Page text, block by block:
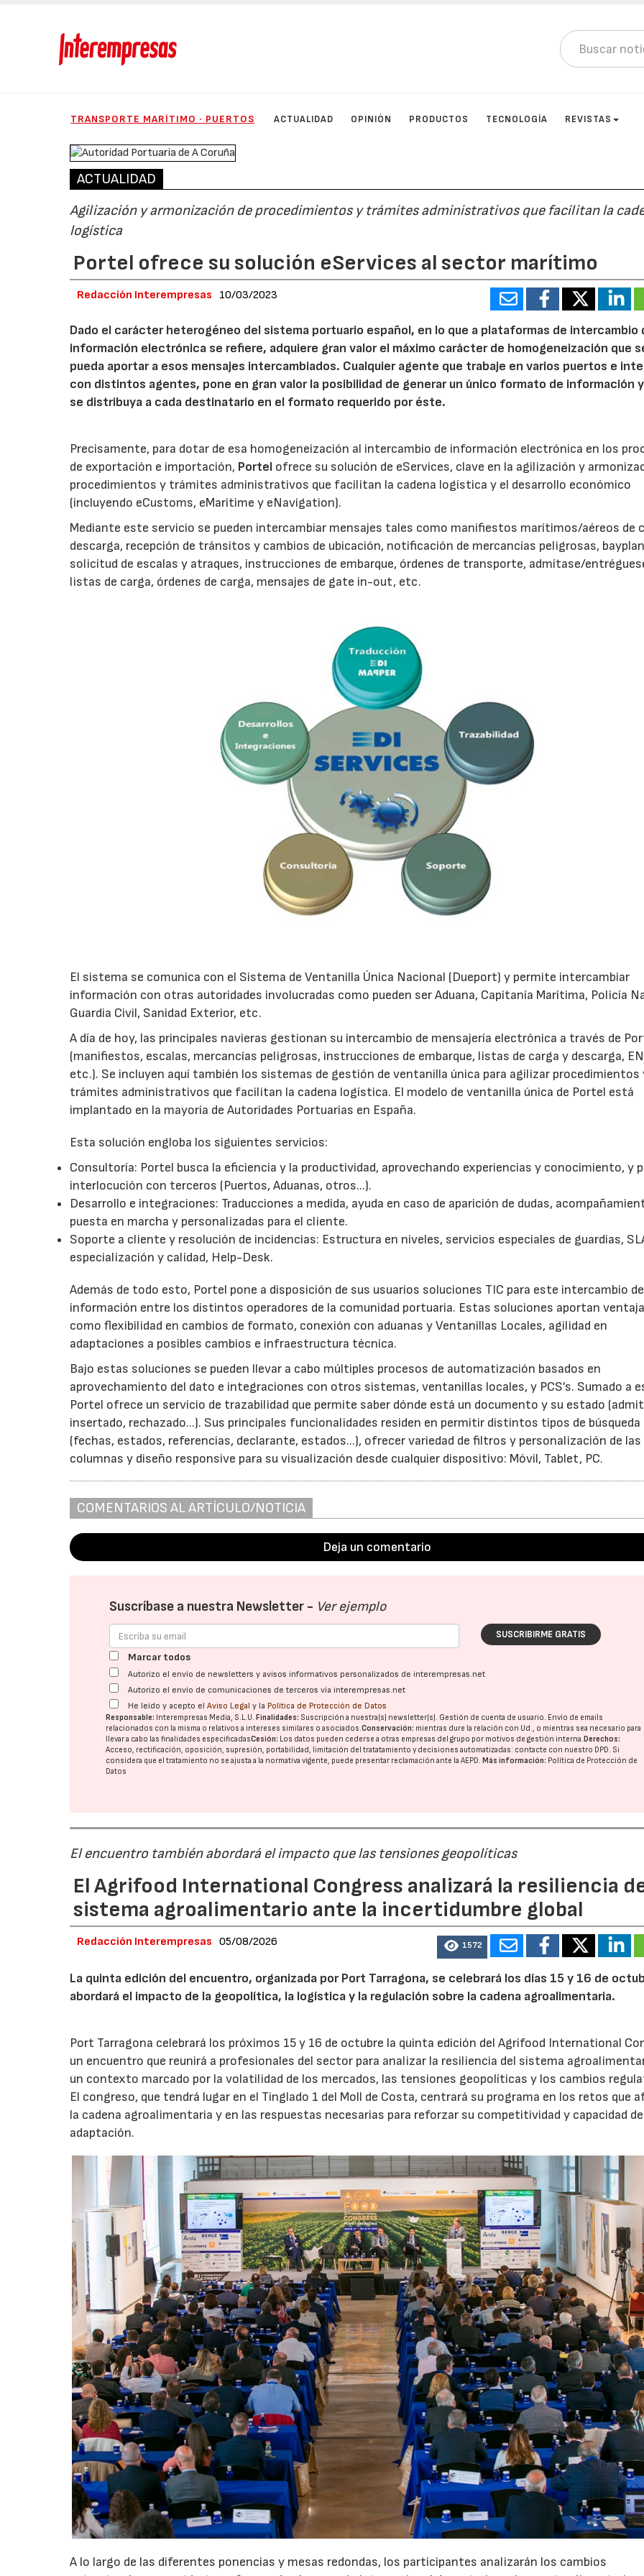
TRANSPORTE MARÍTIMO · PUERTOS ACTUALIDAD OPINIÓN PRODUCTOS TECNOLOGÍA REVISTAS
ACTUALIDAD
Agilización y armonización de procedimientos y trámites administrativos que facilitan la
logística
Portel ofrece su solución eServices al sector marítimo
Redacción Interempresas 10/03/2023
Dado el carácter heterogéneo del sistema portuario español, en lo que a plataformas de intercambio
información electrónica se refiere, adquiere gran valor el máximo carácter de homogeneización que
pueda aportar a esos mensajes intercambiados. Cualquier agente que trabaje en varios puertos e
con distintos agentes, pone en gran valor la posibilidad de generar un único formato de información
se distribuya a cada destinatario en el formato requerido por éste.
Precisamente, para dotar de esa homogeneización al intercambio de información electrónica en los
de exportación e importación, Portel ofrece su solución de eServices, clave en la agilización y
procedimientos y trámites administrativos que facilitan la cadena logística y el desarrollo económico
(incluyendo eCustoms, eMaritime y eNavigation).
Mediante este servicio se pueden intercambiar mensajes tales como manifiestos marítimos/aéreos de
descarga, recepción de tránsitos y cambios de ubicación, notificación de mercancías peligrosas,
solicitud de escalas y atraques, instrucciones de embarque, órdenes de transporte, admítase/
listas de carga, órdenes de carga, mensajes de gate in-out, etc.
El sistema se comunica con el Sistema de Ventanilla Única Nacional (Dueport) y permite intercambiar
información con otras autoridades involucradas como pueden ser Aduana, Capitanía Marítima, Policía
Guardia Civil, Sanidad Exterior, etc.
A día de hoy, las principales navieras gestionan su intercambio de mensajería electrónica a través de
(manifiestos, escalas, mercancías peligrosas, instrucciones de embarque, listas de carga y descarga,
etc.). Se incluyen aquí también los sistemas de gestión de ventanilla única para agilizar procedimientos
trámites administrativos que facilitan la cadena logística. El modelo de ventanilla única de Portel está
implantado en la mayoría de Autoridades Portuarias en España.
Esta solución engloba los siguientes servicios:
Consultoría: Portel busca la eficiencia y la productividad, aprovechando experiencias y conocimiento, y
interlocución con terceros (Puertos, Aduanas, otros...).
Desarrollo e integraciones: Traducciones a medida, ayuda en caso de aparición de dudas,
puesta en marcha y personalizadas para el cliente.
Soporte a cliente y resolución de incidencias: Estructura en niveles, servicios especiales de guardias,
especialización y calidad, Help-Desk.
Además de todo esto, Portel pone a disposición de sus usuarios soluciones TIC para este intercambio de
información entre los distintos operadores de la comunidad portuaria. Estas soluciones aportan
como flexibilidad en cambios de formato, conexión con aduanas y Ventanillas Locales, agilidad en
adaptaciones a posibles cambios e infraestructura técnica.
Bajo estas soluciones se pueden llevar a cabo múltiples procesos de automatización basados en
aprovechamiento del dato e integraciones con otros sistemas, ventanillas locales, y PCS’s. Sumado a
Portel ofrece un servicio de trazabilidad que permite saber dónde está un documento y su estado
insertado, rechazado...). Sus principales funcionalidades residen en permitir distintos tipos de búsqueda
(fechas, estados, referencias, declarante, estados...), ofrecer variedad de filtros y personalización de las
columnas y diseño responsive para su visualización desde cualquier dispositivo: Móvil, Tablet, PC.
COMENTARIOS AL ARTÍCULO/NOTICIA
Deja un comentario
Suscríbase a nuestra Newsletter - Ver ejemplo
SUSCRIBIRME GRATIS
Marcar todos
Autorizo el envío de newsletters y avisos informativos personalizados de interempresas.net
Autorizo el envío de comunicaciones de terceros vía interempresas.net
He leído y acepto elAviso Legal y la Política de Protección de Datos
Responsable: Interempresas Media, S.L.U. Finalidades: Suscripción a nuestra(s) newsletter(s). Gestión de cuenta de usuario. Envío de emails
relacionados con la misma o relativos a intereses similares o asociados.Conservación: mientras dure la relación con Ud., o mientras sea necesario para
llevar a cabo las finalidades especificadasCesión: Los datos pueden cederse a otras empresas del grupo por motivos de gestión interna. Derechos:
Acceso, rectificación, oposición, supresión, portabilidad, limitación del tratatamiento y decisiones automatizadas: contacte con nuestro DPD. Si
considera que el tratamiento no se ajusta a la normativa vigente, puede presentar reclamación ante laAEPD. Más información: Política de Protección de
Datos
El encuentro también abordará el impacto que las tensiones geopolíticas
El Agrifood International Congress analizará la resiliencia
sistema agroalimentario ante la incertidumbre global
Redacción Interempresas 05/08/2026 1572
La quinta edición del encuentro, organizada por Port Tarragona, se celebrará los días 15 y 16 de
abordará el impacto de la geopolítica, la logística y la regulación sobre la cadena agroalimentaria.
Port Tarragona celebrará los próximos 15 y 16 de octubre la quinta edición del Agrifood International
un encuentro que reunirá a profesionales del sector para analizar la resiliencia del sistema
un contexto marcado por la volatilidad de los mercados, las tensiones geopolíticas y los cambios
El congreso, que tendrá lugar en el Tinglado 1 del Moll de Costa, centrará su programa en los retos que
la cadena agroalimentaria y en las respuestas necesarias para reforzar su competitividad y capacidad de
adaptación.
A lo largo de las diferentes ponencias y mesas redondas, los participantes analizarán los cambios
23/07/2026